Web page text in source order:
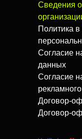
Сведения
Политика
Согласие
данных
Согласие
Договор-
Договор-